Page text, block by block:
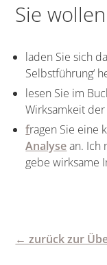
Sie
laden Sie sich
Selbstführung‘
lesen Sie im
Wirksamkeit
fragen Sie eine
Analysean. Ich
gebe wirksame
← zurück zur